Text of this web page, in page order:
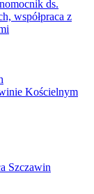
ds.
współpraca z
Kościelnym
Szczawin